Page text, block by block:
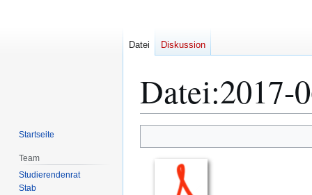
Datei:2017-
Navigation
springen
Suche
springen
Datei Diskussion
Startseite
Team
Studierendenrat
Stab